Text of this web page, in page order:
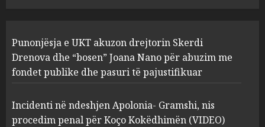
2
Apolonia- Gramshi, nis
procedim penal për Koço
Kokëdhimën (VIDEO)
MARCH 27, 2025
FOTO/ Persona të maskuar
Punonjësja e UKT akuzon drejtorin Skerdi
Drenova dhe “bosen” Joana Nano për abuzim me
fondet publike dhe pasuri të pajustifikuar
Incidenti në ndeshjen Apolonia- Gramshi, nis
procedim penal për Koço Kokëdhimën (VIDEO)